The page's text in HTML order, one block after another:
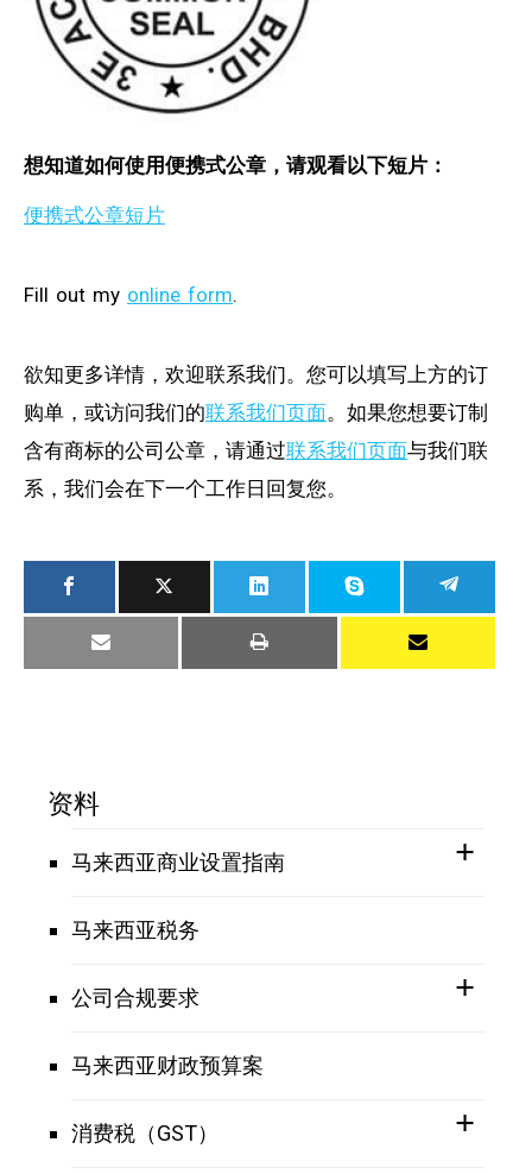
想知道如何使用便携式公章，请观看以下短片：
便携式公章短片
Fill out my online form.
欲知更多详情，欢迎联系我们。您可以填写上方的订
购单，或访问我们的联系我们页面。如果您想要订制
含有商标的公司公章，请通过联系我们页面与我们联
系，我们会在下一个工作日回复您。
资料
马来西亚商业设置指南
马来西亚税务
公司合规要求
马来西亚财政预算案
消费税（GST）